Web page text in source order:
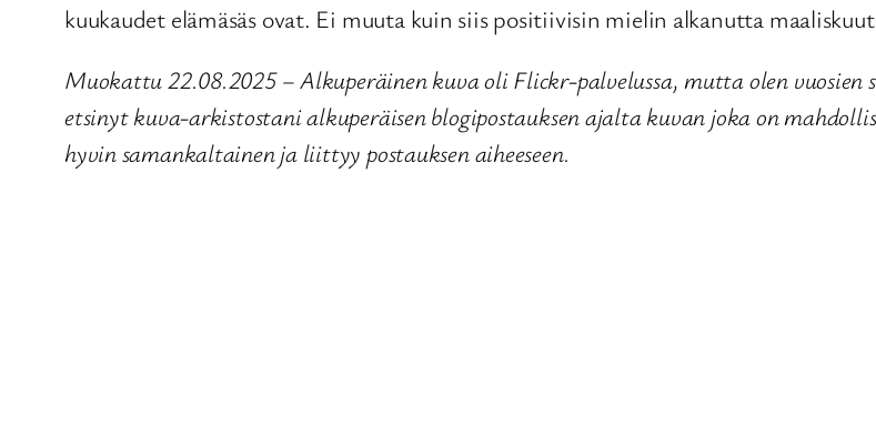
kuukaudet elämäsäs ovat. Ei muuta kuin siis positiivisin mielin alkanutta
Muokattu 22.08.2025 – Alkuperäinen kuva oli Flickr-palvelussa, mutta olen vuosien
etsinyt kuva-arkistostani alkuperäisen blogipostauksen ajalta kuvan joka on
hyvin samankaltainen ja liittyy postauksen aiheeseen.